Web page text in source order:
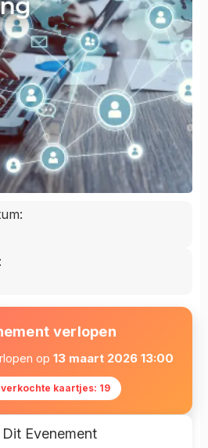
verlopen
op 13 maart 2026 13:00
kaartjes: 19
Dit Evenement